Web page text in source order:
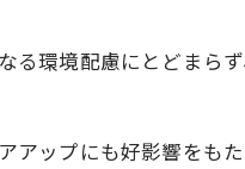
る環境配慮にとどまら
アップにも好影響をも